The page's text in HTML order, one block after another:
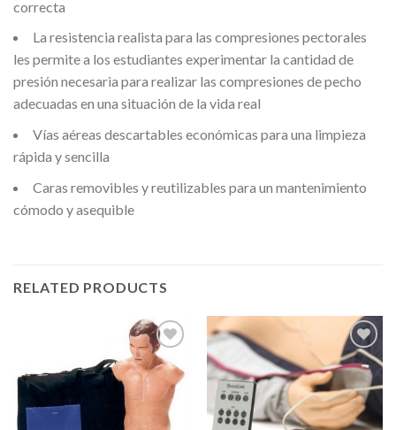
correcta
La resistencia realista para las compresiones pectorales
les permite a los estudiantes experimentar la cantidad de
presión necesaria para realizar las compresiones de pecho
adecuadas en una situación de la vida real
Vías aéreas descartables económicas para una limpieza
rápida y sencilla
Caras removibles y reutilizables para un mantenimiento
cómodo y asequible
RELATED PRODUCTS
+
Lista de
Deseos
+
Lista de
Deseos